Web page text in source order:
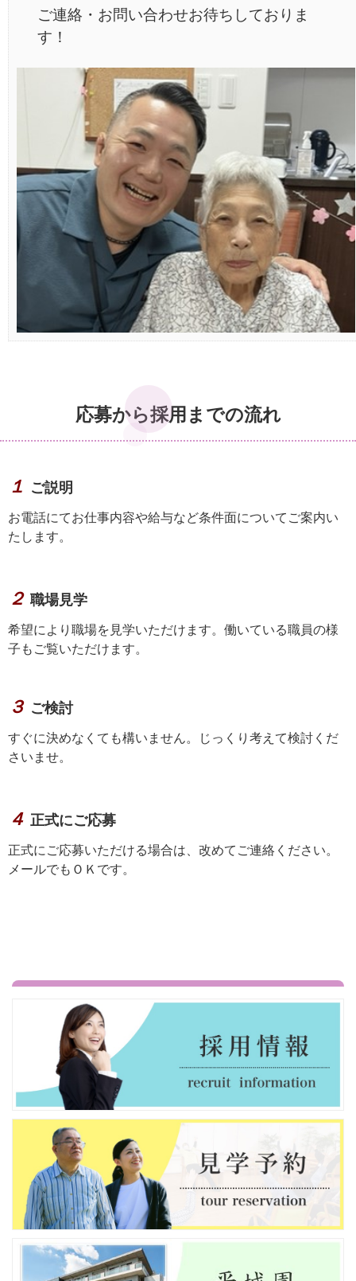
ご連絡・お問い合わせお待ちしておりま
す！
応募から採用までの流れ
１ ご説明
お電話にてお仕事内容や給与など条件面についてご案内い
たします。
２ 職場見学
希望により職場を見学いただけます。働いている職員の様
子もご覧いただけます。
３ ご検討
すぐに決めなくても構いません。じっくり考えて検討くだ
さいませ。
４ 正式にご応募
正式にご応募いただける場合は、改めてご連絡ください。
メールでもＯＫです。